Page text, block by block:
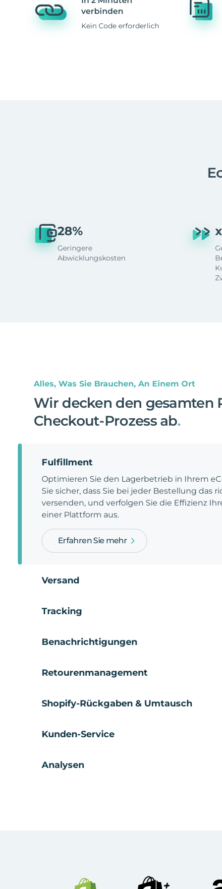
verbinden
Kein Code erforderlich
28%
Geringere
Abwicklungskosten
Alles, Was Sie Brauchen, An Einem Ort
Wir decken den gesamten
Checkout-Prozess ab.
Fulfillment
Optimieren Sie den Lagerbetrieb in Ihrem
Sie sicher, dass Sie bei jeder Bestellung das
versenden, und verfolgen Sie die Effizienz
einer Plattform aus.
Erfahren Sie mehr
Versand
Tracking
Benachrichtigungen
Retourenmanagement
Shopify-Rückgaben & Umtausch
Kunden-Service
Analysen